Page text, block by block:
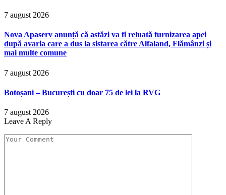
7 august 2026
Nova Apaserv anunță că astăzi va fi reluată furnizarea apei
după avaria care a dus la sistarea către Alfaland, Flămânzi și
mai multe comune
7 august 2026
Botoșani – București cu doar 75 de lei la RVG
7 august 2026
Leave A Reply